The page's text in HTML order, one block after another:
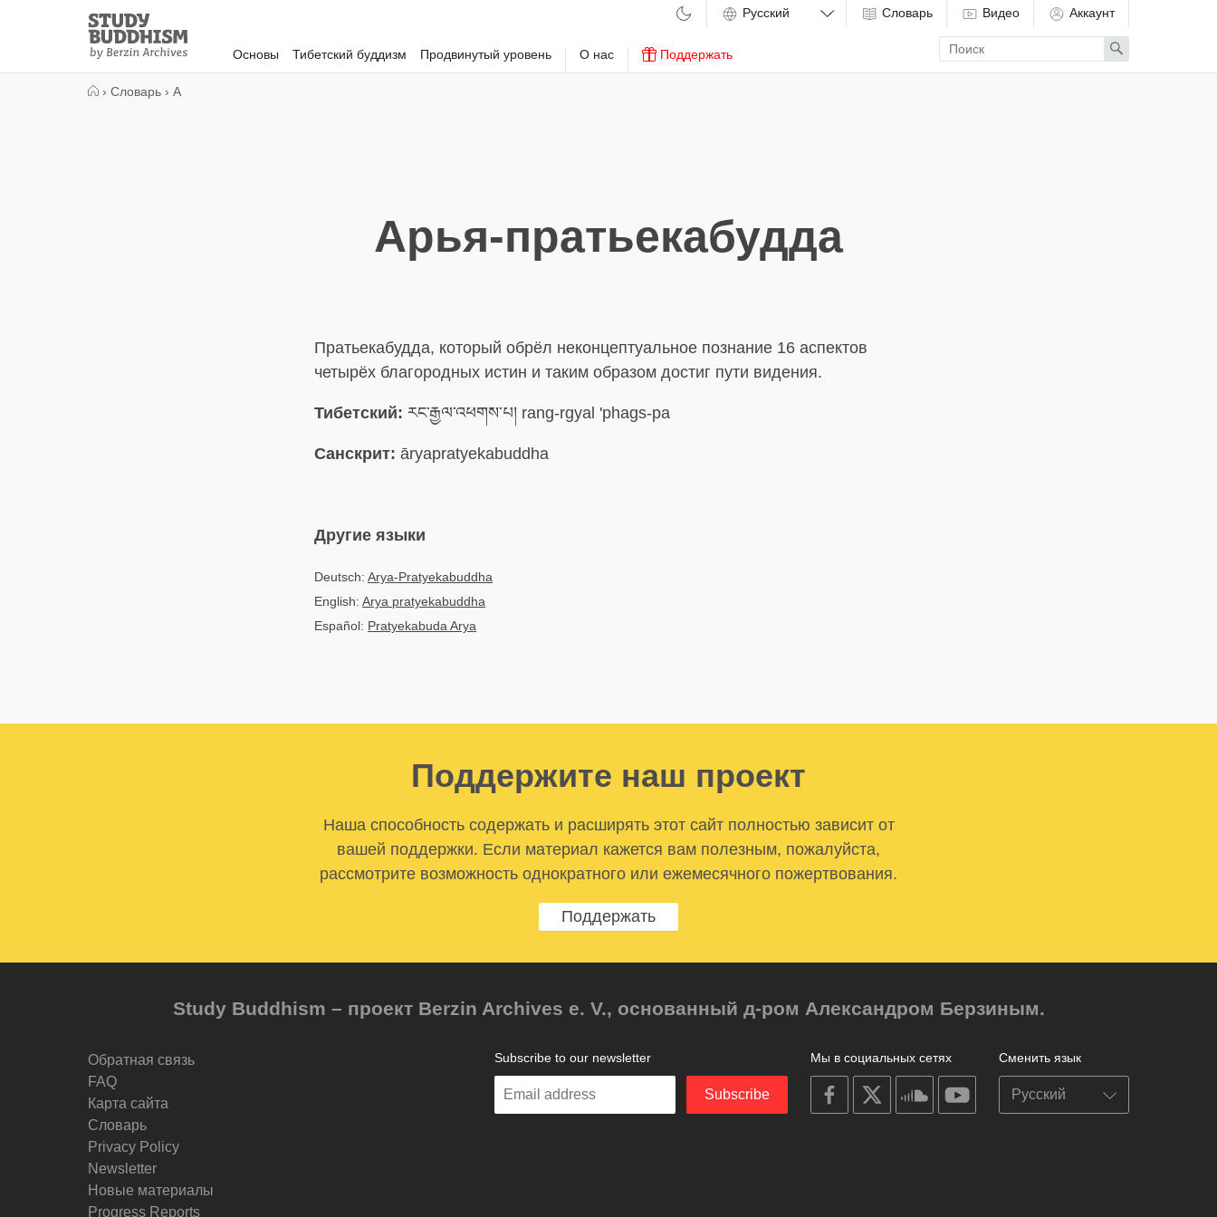
Study
Buddhism
Home
Основы Тибетский буддизм Продвинутый уровень О нас Поддержать
Словарь Видео Аккаунт
Enter
search
term
Search
› Словарь › А
Арья-пратьекабудда
Пратьекабудда, который обрёл неконцептуальное познание 16 аспектов
четырёх благородных истин и таким образом достиг пути видения.
Тибетский: རང་རྒྱལ་འཕགས་པ། rang-rgyal 'phags-pa
Санскрит: āryapratyekabuddha
Другие языки
Deutsch: Arya-Pratyekabuddha
English: Arya pratyekabuddha
Español: Pratyekabuda Arya
Поддержите наш проект
Наша способность содержать и расширять этот сайт полностью зависит от
вашей поддержки. Если материал кажется вам полезным, пожалуйста,
рассмотрите возможность однократного или ежемесячного пожертвования.
Поддержать
Study Buddhism – проект Berzin Archives e. V., основанный д-ром Александром Берзиным.
Обратная связь
FAQ
Карта сайта
Словарь
Privacy Policy
Newsletter
Новые материалы
Progress Reports
Сменить язык
Мы в социальных сетях
on
facebook
on
on
soundcloudyoutube
Subscribe to our newsletter
Enter
Subscribe